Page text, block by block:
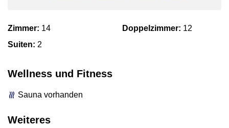
Zimmer: 14 Doppelzimmer: 12
Suiten: 2
Wellness und Fitness
Sauna vorhanden
Weiteres